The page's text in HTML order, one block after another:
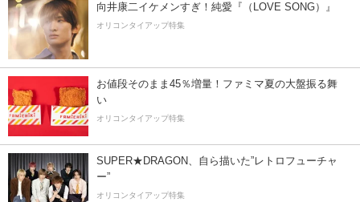
向井康二イケメンすぎ！純愛『（LOVE SONG）』
オリコンタイアップ特集
お値段そのまま45％増量！ファミマ夏の大盤振る舞
い
オリコンタイアップ特集
SUPER★DRAGON、自ら描いた”レトロフューチャ
ー”
オリコンタイアップ特集